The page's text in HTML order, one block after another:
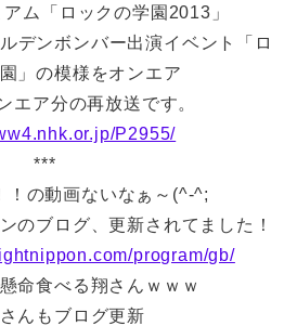
ム「ロックの学園2013」
デンボンバー出演イベント「ロ
」の模様をオンエア
エア分の再放送です。
P2955/
***
！の動画ないなぁ～(^-^;
のブログ、更新されてました！
program/gb/
命食べる翔さんｗｗｗ
んもブログ更新